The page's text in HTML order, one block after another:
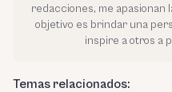
redacciones, me apasionan
objetivo es brindar una
inspire a otros a
Temas relacionados: